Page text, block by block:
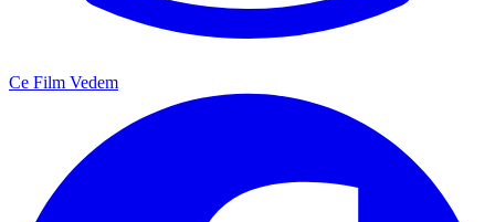
Ce Film Vedem